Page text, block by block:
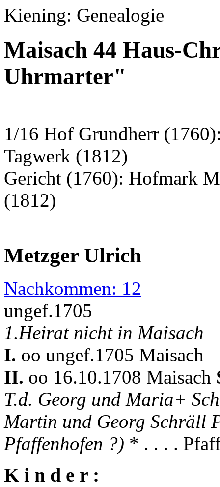
Kiening: Genealogie
Maisach 44 Haus-
Uhrmarter"
1/16 Hof Grundherr
Tagwerk (1812)
Gericht (1760): Hofmark
(1812)
Metzger Ulrich
Nachkommen: 12
ungef.1705
1.Heirat nicht in Maisach
I. oo ungef.1705 Maisach
II. oo 16.10.1708 Maisach
T.d. Georg und Maria+
Martin und Georg Schräll
Pfaffenhofen ?) * . . . .
K i n d e r :